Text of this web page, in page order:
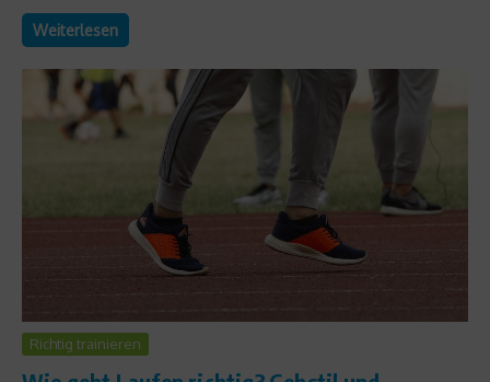
Weiterlesen
Richtig trainieren